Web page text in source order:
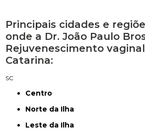
Principais cidades e
onde a Dr. João Paulo
Rejuvenescimento
Catarina:
SC
Centro
Norte da Ilha
Leste da Ilha